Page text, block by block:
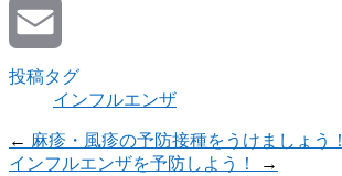
Twitter
Email
投稿タグ
インフルエンザ
← 麻疹・風疹の予防接種をうけましょう！
インフルエンザを予防しよう！
→